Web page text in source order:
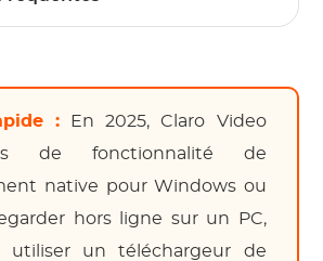
:En 2025, Claro Video
de fonctionnalité de
native pour Windows ou
hors ligne sur un PC,
utiliser un téléchargeur de